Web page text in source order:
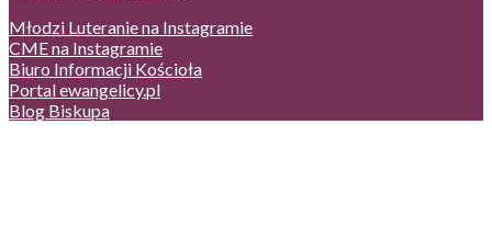
Młodzi Luteranie na Instagramie
CME na Instagramie
Biuro Informacji Kościoła
Portal ewangelicy.pl
Blog Biskupa